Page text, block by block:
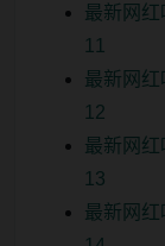
最新网
11
最新网
12
最新网
13
最新网